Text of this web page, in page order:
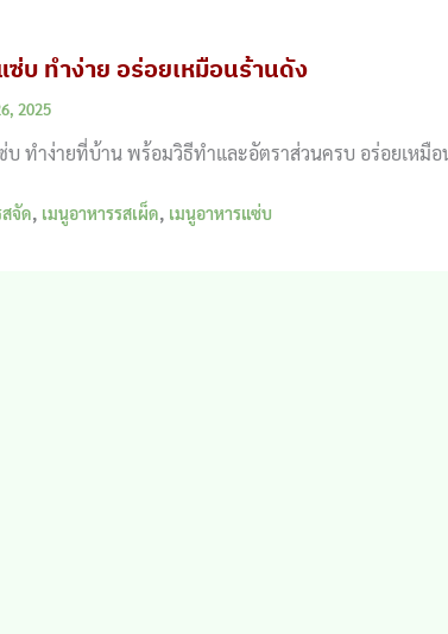
ซ่บ ทำง่าย อร่อยเหมือนร้านดัง
2025
บ ทำง่ายที่บ้าน พร้อมวิธีทำและอัตราส่วนครบ อร่อยเหมื
สจัด, เมนูอาหารรสเผ็ด, เมนูอาหารแซ่บ